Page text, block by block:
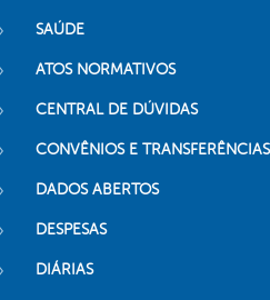
SAÚDE
ATOS NORMATIVOS
CENTRAL DE DÚVIDAS
CONVÊNIOS E TRANSFERÊNCIAS
DADOS ABERTOS
DESPESAS
DIÁRIAS